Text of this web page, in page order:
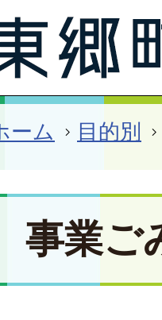
ーム 目的別
事業ご